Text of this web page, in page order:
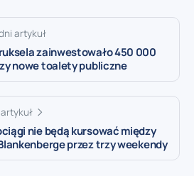
artykuł
zainwestowało 450 000
nowe toalety publiczne
nie będą kursować między
przez trzy weekendy